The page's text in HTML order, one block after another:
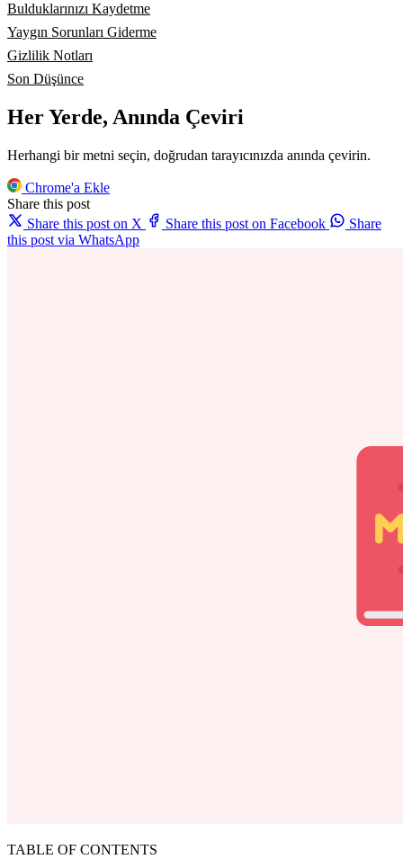
Bulduklarınızı Kaydetme
Yaygın Sorunları Giderme
Gizlilik Notları
Son Düşünce
Her Yerde, Anında Çeviri
Herhangi bir metni seçin, doğrudan tarayıcınızda anında çevirin.
Chrome'a Ekle
Share this post
Share this post on X
Share this post on Facebook
Share
this post via WhatsApp
TABLE OF CONTENTS